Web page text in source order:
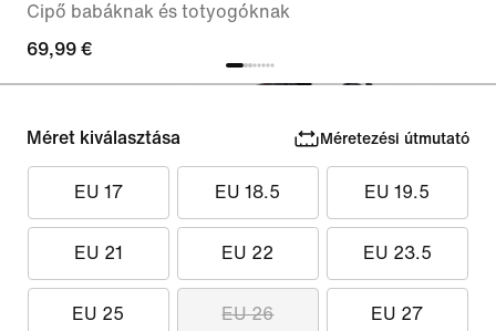
Cipő babáknak és totyogóknak
69,99 €
Méret kiválasztása Méretezési útmutató
EU 17 EU 18.5 EU 19.5
EU 21 EU 22 EU 23.5
EU 25 EU 26 EU 27